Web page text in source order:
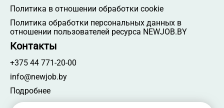
Политика в отношении обработки cookie
Политика обработки персональных данных в
отношении пользователей ресурса NEWJOB.BY
Контакты
+375 44 771-20-00
info@newjob.by
Подробнее